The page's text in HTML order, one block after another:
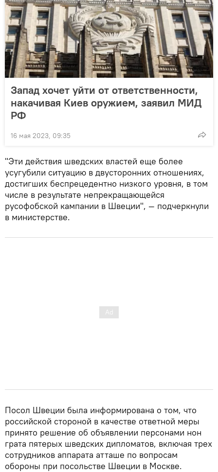
Запад хочет уйти от ответственности,
накачивая Киев оружием, заявил МИД
РФ
16 мая 2023, 09:35
"Эти действия шведских властей еще более
усугубили ситуацию в двусторонних отношениях,
достигших беспрецедентно низкого уровня, в том
числе в результате непрекращающейся
русофобской кампании в Швеции", — подчеркнули
в министерстве.
Посол Швеции была информирована о том, что
российской стороной в качестве ответной меры
принято решение об объявлении персонами нон
грата пятерых шведских дипломатов, включая трех
сотрудников аппарата атташе по вопросам
обороны при посольстве Швеции в Москве.